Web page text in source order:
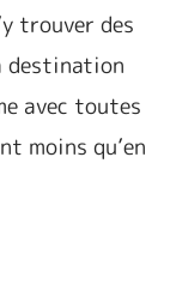
trouver des
destination
avec toutes
moins qu’en